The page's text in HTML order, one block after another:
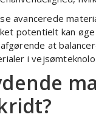
avancerede
potentielt kan
at
i